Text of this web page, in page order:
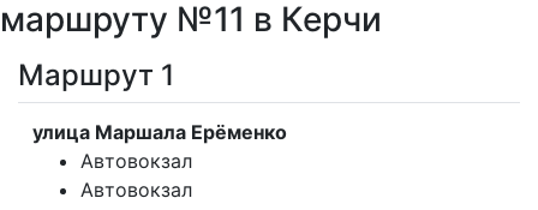
маршруту №11 в Керчи
Маршрут 1
улица Маршала Ерёменко
Автовокзал
Автовокзал